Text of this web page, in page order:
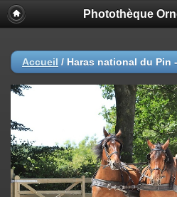
Photothèque
Accueil / Haras national du Pin